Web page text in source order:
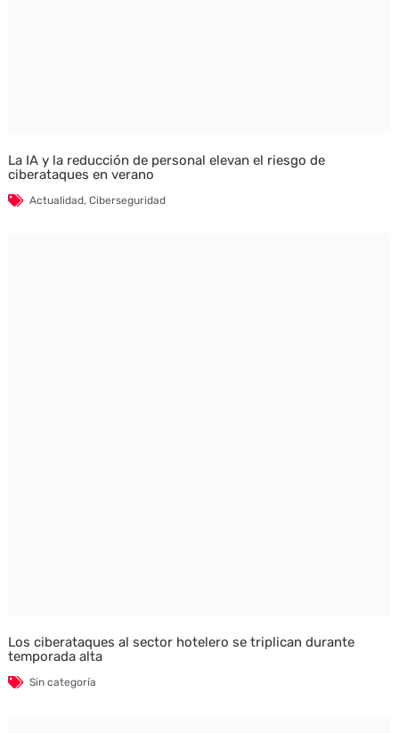
La IA y la reducción de personal elevan el riesgo de
ciberataques en verano
Actualidad, Ciberseguridad
Los ciberataques al sector hotelero se triplican durante
temporada alta
Sin categoría